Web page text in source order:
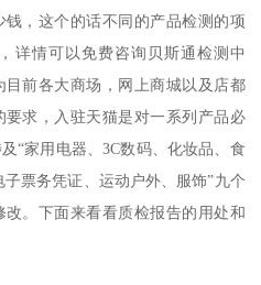
，这个的话不同的产品检测的项
详情可以免费咨询贝斯通检测中
前各大商场，网上商城以及店都
求，入驻天猫是对一系列产品必
“家用电器、3C数码、化妆品、食
票务凭证、运动户外、服饰”九个
。下面来看看质检报告的用处和